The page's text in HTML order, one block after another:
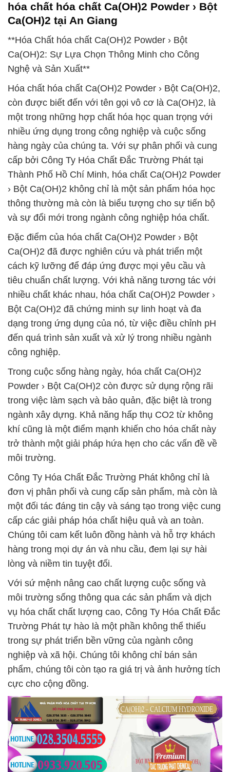
hóa chất hóa chất Ca(OH)2 Powder › Bột
Ca(OH)2 tại An Giang
**Hóa Chất hóa chất Ca(OH)2 Powder › Bột
Ca(OH)2: Sự Lựa Chọn Thông Minh cho Công
Nghệ và Sản Xuất**
Hóa chất hóa chất Ca(OH)2 Powder › Bột Ca(OH)2,
còn được biết đến với tên gọi vô cơ là Ca(OH)2, là
một trong những hợp chất hóa học quan trọng với
nhiều ứng dụng trong công nghiệp và cuộc sống
hàng ngày của chúng ta. Với sự phân phối và cung
cấp bởi Công Ty Hóa Chất Đắc Trường Phát tại
Thành Phố Hồ Chí Minh, hóa chất Ca(OH)2 Powder
› Bột Ca(OH)2 không chỉ là một sản phẩm hóa học
thông thường mà còn là biểu tượng cho sự tiến bộ
và sự đổi mới trong ngành công nghiệp hóa chất.
Đặc điểm của hóa chất Ca(OH)2 Powder › Bột
Ca(OH)2 đã được nghiên cứu và phát triển một
cách kỹ lưỡng để đáp ứng được mọi yêu cầu và
tiêu chuẩn chất lượng. Với khả năng tương tác với
nhiều chất khác nhau, hóa chất Ca(OH)2 Powder ›
Bột Ca(OH)2 đã chứng minh sự linh hoạt và đa
dạng trong ứng dụng của nó, từ việc điều chỉnh pH
đến quá trình sản xuất và xử lý trong nhiều ngành
công nghiệp.
Trong cuộc sống hàng ngày, hóa chất Ca(OH)2
Powder › Bột Ca(OH)2 còn được sử dụng rộng rãi
trong việc làm sạch và bảo quản, đặc biệt là trong
ngành xây dựng. Khả năng hấp thụ CO2 từ không
khí cũng là một điểm mạnh khiến cho hóa chất này
trở thành một giải pháp hứa hẹn cho các vấn đề về
môi trường.
Công Ty Hóa Chất Đắc Trường Phát không chỉ là
đơn vị phân phối và cung cấp sản phẩm, mà còn là
một đối tác đáng tin cậy và sáng tạo trong việc cung
cấp các giải pháp hóa chất hiệu quả và an toàn.
Chúng tôi cam kết luôn đồng hành và hỗ trợ khách
hàng trong mọi dự án và nhu cầu, đem lại sự hài
lòng và niềm tin tuyệt đối.
Với sứ mệnh nâng cao chất lượng cuộc sống và
môi trường sống thông qua các sản phẩm và dịch
vụ hóa chất chất lượng cao, Công Ty Hóa Chất Đắc
Trường Phát tự hào là một phần không thể thiếu
trong sự phát triển bền vững của ngành công
nghiệp và xã hội. Chúng tôi không chỉ bán sản
phẩm, chúng tôi còn tạo ra giá trị và ảnh hưởng tích
cực cho cộng đồng.